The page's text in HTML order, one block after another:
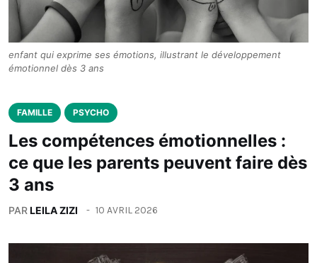
enfant qui exprime ses émotions, illustrant le développement
émotionnel dès 3 ans
FAMILLE PSYCHO
Les compétences émotionnelles :
ce que les parents peuvent faire dès
3 ans
PARLEILA ZIZI 10 AVRIL 2026